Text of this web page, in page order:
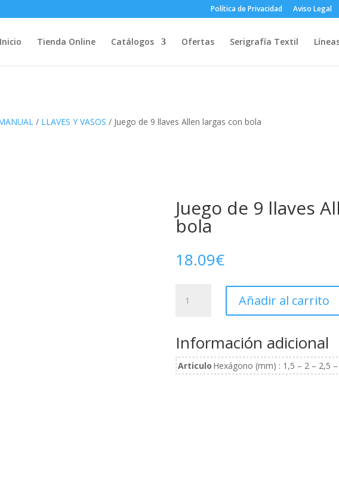
Política de Privacidad Aviso Legal
Inicio Tienda Online Catálogos Ofertas Serigrafía Textil
/ LLAVES Y VASOS / Juego de 9 llaves Allen largas con bola
Juego de 9 llaves
bola
18.09€
Allen
largas
con
Añadir al carrito
Información adicional
Articulo Hexágono (mm) : 1,5 – 2 – 2,5